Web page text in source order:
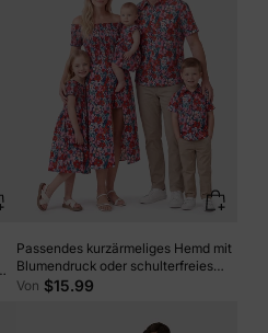
Passendes kurzärmeliges Hemd mit
Blumendruck oder schulterfreies
Kleiderset dunkelblau
Von $15.99